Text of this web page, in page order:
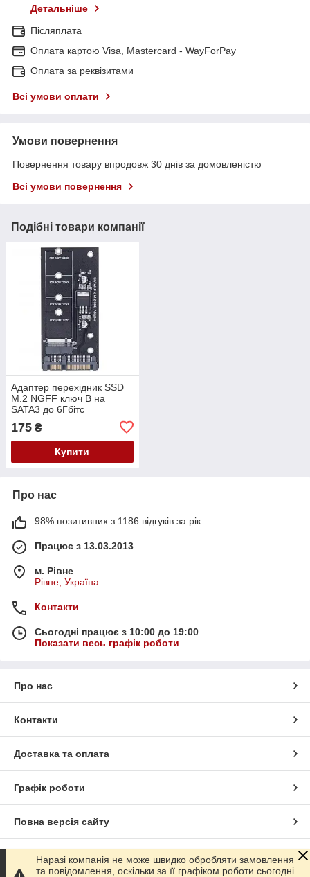
Детальніше
Післяплата
Оплата картою Visa, Mastercard - WayForPay
Оплата за реквізитами
Всі умови оплати
Умови повернення
Повернення товару впродовж 30 днів за домовленістю
Всі умови повернення
Подібні товари компанії
Адаптер перехідник SSD
M.2 NGFF ключ B на
SATA3 до 6Гбітс
175 ₴
Купити
Про нас
98% позитивних з 1186 відгуків за рік
Працює з 13.03.2013
м. Рівне
Рівне, Україна
Контакти
Сьогодні працює з 10:00 до 19:00
Показати весь графік роботи
Про нас
Контакти
Доставка та оплата
Графік роботи
Повна версія сайту
Сайт створено на маркетплейсі Prom.ua
Наразі компанія не може швидко обробляти замовлення
та повідомлення, оскільки за її графіком роботи сьогодні